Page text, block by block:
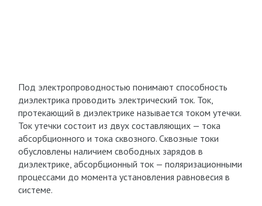
Под электропроводностью понимают способность
диэлектрика проводить электрический ток. Ток,
протекающий в диэлектрике называется током утечки.
Ток утечки состоит из двух составляющих — тока
абсорбционного и тока сквозного. Сквозные токи
обусловлены наличием свободных зарядов в
диэлектрике, абсорбционный ток — поляризационными
процессами до момента установления равновесия в
системе.